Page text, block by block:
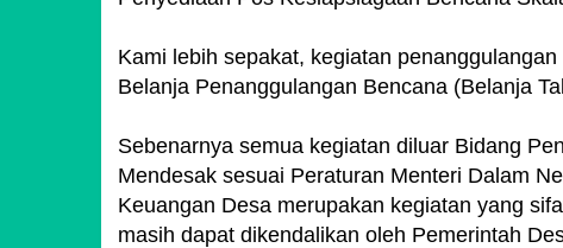
Kami lebih sepakat, kegiatan
Belanja Penanggulangan Bencana (Belanja
Sebenarnya semua kegiatan diluar Bidang
Mendesak sesuai Peraturan Menteri Dalam
Keuangan Desa merupakan kegiatan yang
masih dapat dikendalikan oleh Pemerintah